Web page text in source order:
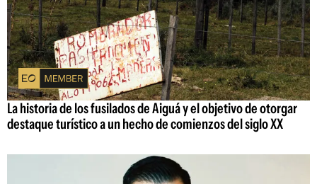
La historia de los fusilados de Aiguá y el objetivo de otorgar
destaque turístico a un hecho de comienzos del siglo XX